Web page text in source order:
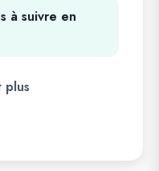
à suivre en
plus